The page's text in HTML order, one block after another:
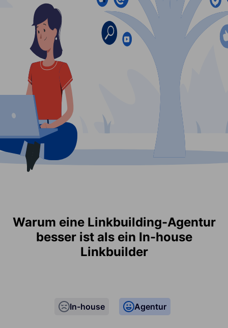
Warum eine Linkbuilding-Agentur
besser ist als ein In-house
Linkbuilder
In-house Agentur